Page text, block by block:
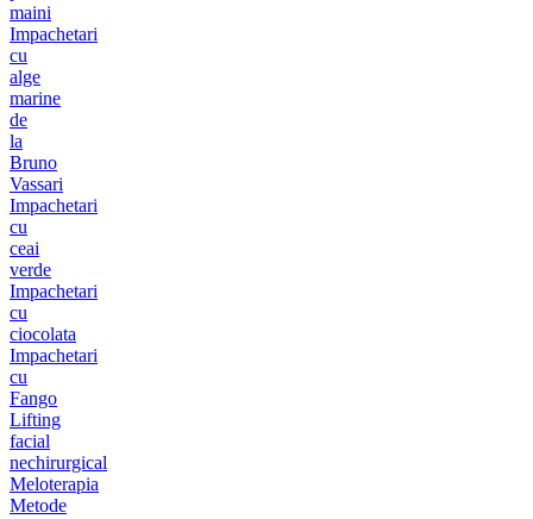
maini
Impachetari
cu
alge
marine
de
la
Bruno
Vassari
Impachetari
cu
ceai
verde
Impachetari
cu
ciocolata
Impachetari
cu
Fango
Lifting
facial
nechirurgical
Meloterapia
Metode